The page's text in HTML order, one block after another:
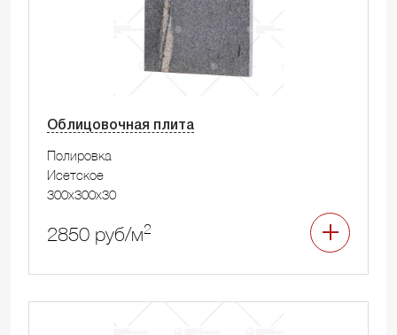
Облицовочная плита
Полировка
Исетское
300x300x30
2850 руб/м2